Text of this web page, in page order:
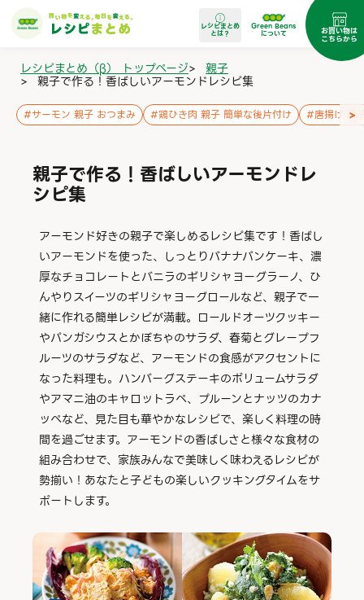
レシピまとめ
とは？
Green Beans
について お買い物は
こちらから
レシピまとめ（β） トップページ> 親子
> 親子で作る！香ばしいアーモンドレシピ集
#サーモン 親子 おつまみ #鶏ひき肉 親子 簡単な後片付け #唐揚げ 親
>
親子で作る！香ばしいアーモンドレ
シピ集
アーモンド好きの親子で楽しめるレシピ集です！香ばし
いアーモンドを使った、しっとりバナナパンケーキ、濃
厚なチョコレートとバニラのギリシャヨーグラーノ、ひ
んやりスイーツのギリシャヨーグロールなど、親子で一
緒に作れる簡単レシピが満載。ロールドオーツクッキー
やパンガシウスとかぼちゃのサラダ、春菊とグレープフ
ルーツのサラダなど、アーモンドの食感がアクセントに
なった料理も。ハンバーグステーキのボリュームサラダ
やアマニ油のキャロットラペ、プルーンとナッツのカナ
ッペなど、見た目も華やかなレシピで、楽しく料理の時
間を過ごせます。アーモンドの香ばしさと様々な食材の
組み合わせで、家族みんなで美味しく味わえるレシピが
勢揃い！あなたと子どもの楽しいクッキングタイムをサ
ポートします。